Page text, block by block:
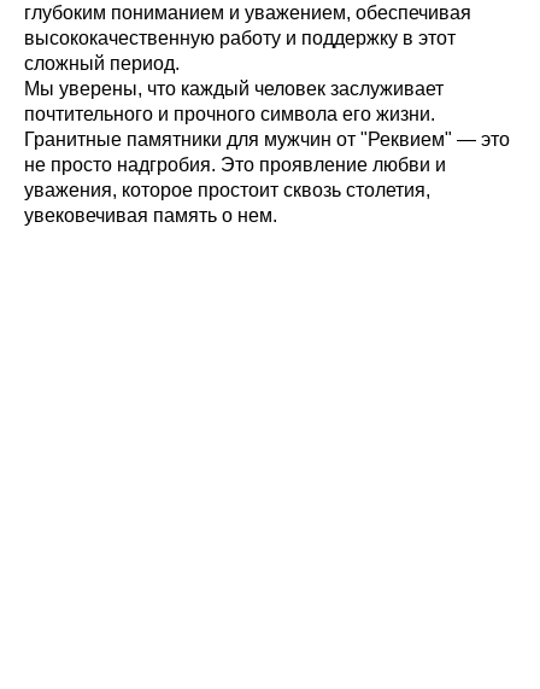
глубоким пониманием и уважением, обеспечивая
высококачественную работу и поддержку в этот
сложный период.
Мы уверены, что каждый человек заслуживает
почтительного и прочного символа его жизни.
Гранитные памятники для мужчин от "Реквием" — это
не просто надгробия. Это проявление любви и
уважения, которое простоит сквозь столетия,
увековечивая память о нем.